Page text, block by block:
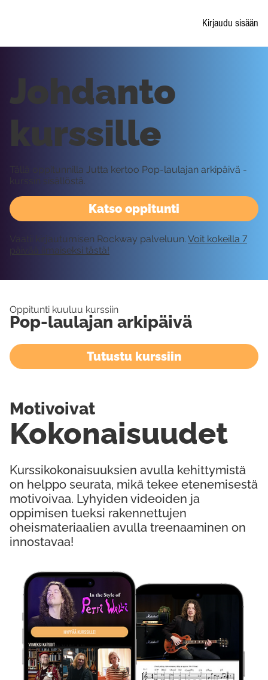
Kirjaudu sisään
Kokeile Ilmaiseksi
Katso oppitunti
Johdanto
kurssille
Tällä oppitunnilla Jutta kertoo Pop-laulajan arkipäivä -
kurssin sisällöstä.
Vaatii kirjautumisen Rockway palveluun. Voit kokeilla 7
päivää ilmaiseksi tästä!
Oppitunti kuuluu kurssiin
Pop-laulajan arkipäivä
Tutustu kurssiin
Kurssikokonaisuuksien avulla kehittymistä
on helppo seurata, mikä tekee etenemisestä
motivoivaa. Lyhyiden videoiden ja
oppimisen tueksi rakennettujen
oheismateriaalien avulla treenaaminen on
innostavaa!
Kokonaisuudet
Motivoivat